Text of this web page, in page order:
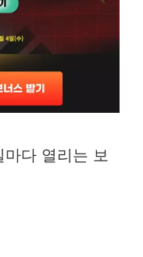
다 열리는 보